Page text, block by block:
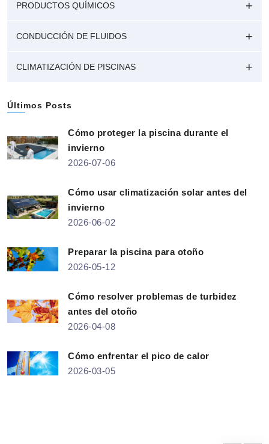
PRODUCTOS QUÍMICOS
CONDUCCIÓN DE FLUIDOS
CLIMATIZACIÓN DE PISCINAS
Últimos Posts
Cómo proteger la piscina durante el
invierno
2026-07-06
Cómo usar climatización solar antes del
invierno
2026-06-02
Preparar la piscina para otoño
2026-05-12
Cómo resolver problemas de turbidez
antes del otoño
2026-04-08
Cómo enfrentar el pico de calor
2026-03-05